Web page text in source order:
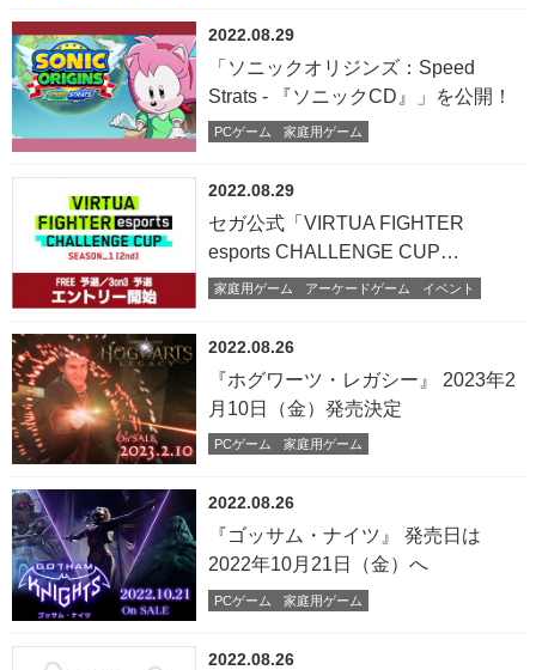
手が決定！
2022.08.29
PCゲーム 家庭用ゲーム
「ソニックオリジンズ：Speed
Strats - 『ソニックCD』」を公開！
2022.08.29
家庭用ゲーム アーケードゲーム イベント
セガ公式「VIRTUA FIGHTER
esports CHALLENGE CUP
SEASON_1【2nd】FREE 予選／
開始！
2022.08.26
PCゲーム 家庭用ゲーム
『ホグワーツ・レガシー』 2023年2
月10日（金）発売決定
2022.08.26
PCゲーム 家庭用ゲーム
『ゴッサム・ナイツ』 発売日は
2022年10月21日（金）へ
2022.08.26